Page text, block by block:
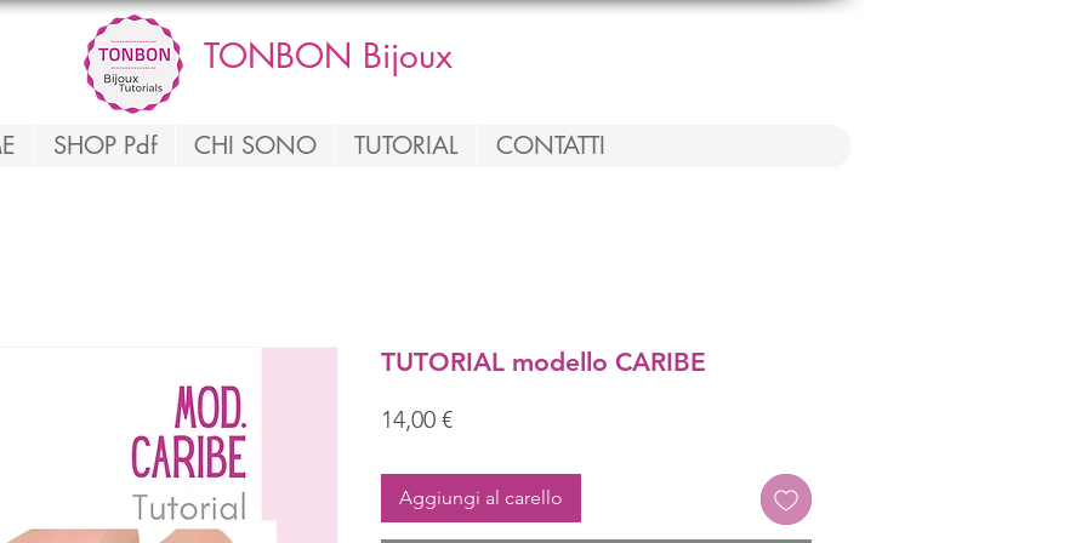
SHOP Pdf CHI SONO TUTORIAL CONTATTI
TONBON Bijoux
TUTORIAL modello CARIBE
14,00 €Prezzo
Aggiungi al carello